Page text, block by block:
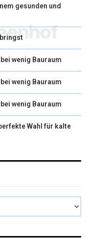
gesunden und
wenig Bauraum
wenig Bauraum
wenig Bauraum
Wahl für kalte